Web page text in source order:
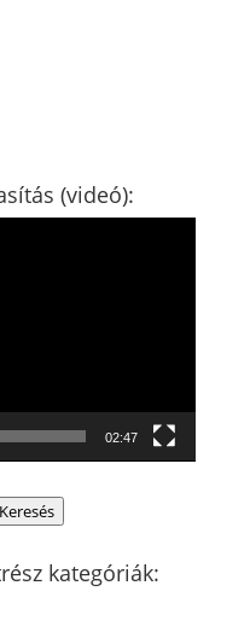
(videó):
02:47
Keresés
kategóriák: